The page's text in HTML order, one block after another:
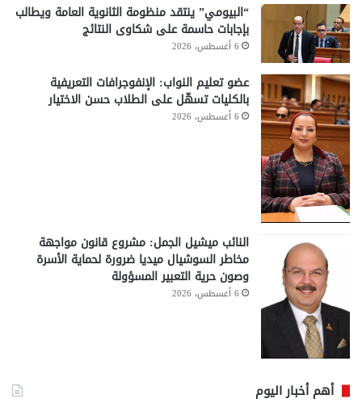
“البيومي” ينتقد منظومة الثانوية العامة ويطالب
بإجابات حاسمة على شكاوى النتائج
6 أغسطس، 2026
عضو تعليم النواب: الإنفوجرافات التعريفية
بالكليات تسهّل على الطلاب حسن الاختيار
6 أغسطس، 2026
النائب ميشيل الجمل: مشروع قانون مواجهة
مخاطر السوشيال ميديا ضرورة لحماية الأسرة
وصون حرية التعبير المسؤولة
6 أغسطس، 2026
أهم أخبار اليوم